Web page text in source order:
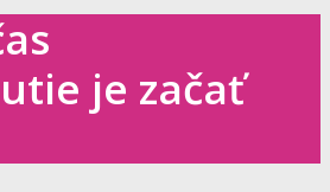
je začať